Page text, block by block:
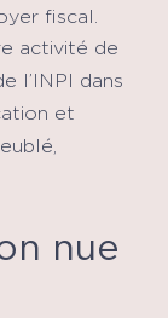
fiscal.
activité de
l’INPI dans
et
nue